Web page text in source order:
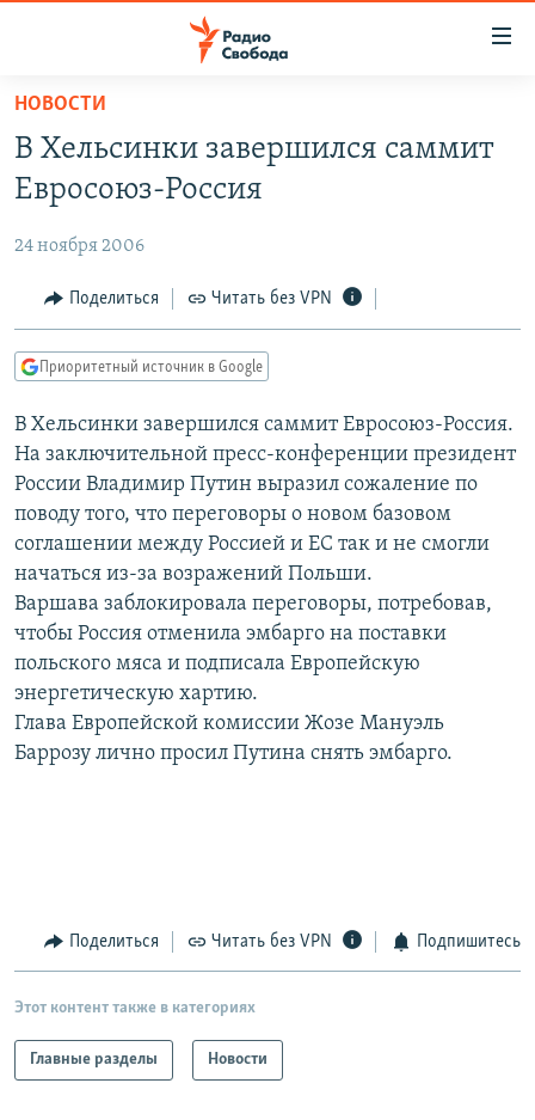
упрощенного
доступа
Вернуться
основному
Вернутся
главной
навигации
Вернутся
поиску
АВТОРСКИЕ ПРОЕКТЫ
ЦИТАТЫ СВОБОДЫ
МНЕНИЯ
IDEL.РЕАЛИИ
КАВКАЗ.РЕАЛИИ
СЕВЕР.РЕАЛИИ
СИБИРЬ.РЕАЛИИ
РАСПИСАНИЕ ВЕЩАНИЯ
ПОДПИШИТЕСЬ НА РАССЫЛКУ
СОЦИАЛЬНЫЕ СЕТИ
НОВОСТИ
В Хельсинки завершился саммит
Евросоюз-Россия
24 ноября 2006
Поделиться Читать без VPN
Приоритетный источник в Google
В Хельсинки завершился саммит Евросоюз-Россия.
На заключительной пресс-конференции президент
России Владимир Путин выразил сожаление по
поводу того, что переговоры о новом базовом
соглашении между Россией и ЕС так и не смогли
начаться из-за возражений Польши.
Варшава заблокировала переговоры, потребовав,
чтобы Россия отменила эмбарго на поставки
польского мяса и подписала Европейскую
энергетическую хартию.
Глава Европейской комиссии Жозе Мануэль
Баррозу лично просил Путина снять эмбарго.
Поделиться Читать без VPN Подпишитесь
Этот контент также в категориях
Главные разделы Новости